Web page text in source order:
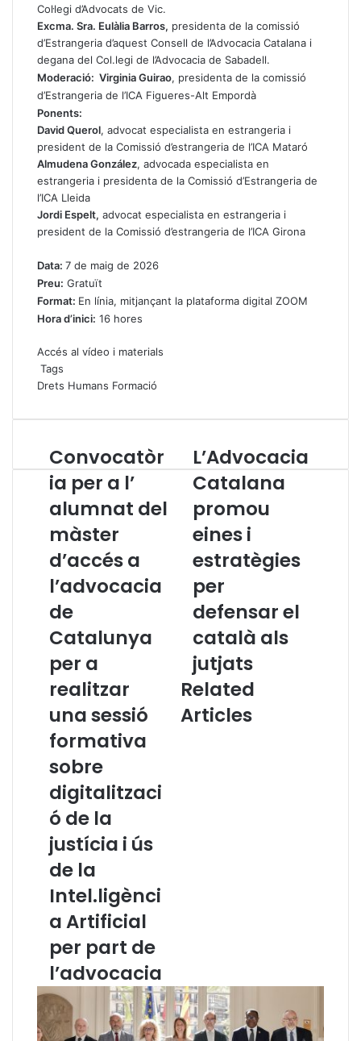
Col·legi d’Advocats de Vic.
Excma. Sra. Eulàlia Barros, presidenta de la comissió
d’Estrangeria d’aquest Consell de l’Advocacia Catalana i
degana del Col.legi de l’Advocacia de Sabadell.
Moderació: Virginia Guirao, presidenta de la comissió
d’Estrangeria de l’ICA Figueres-Alt Empordà
Ponents:
David Querol, advocat especialista en estrangeria i
president de la Comissió d’estrangeria de l’ICA Mataró
Almudena González, advocada especialista en
estrangeria i presidenta de la Comissió d’Estrangeria de
l’ICA Lleida
Jordi Espelt, advocat especialista en estrangeria i
president de la Comissió d’estrangeria de l’ICA Girona
Data: 7 de maig de 2026
Preu: Gratuït
Format: En línia, mitjançant la plataforma digital ZOOM
Hora d’inici: 16 hores
Accés al vídeo i materials
Tags
Drets Humans Formació
C
o
n
v
c
a
t
r
i
a
e
r
l
’
l
u
m
n
a
t
d
e
m
à
s
t
e
r
d
Convocatòr
ia per a l’
alumnat del
màster
d’accés a
l’advocacia
de
Catalunya
per a
realitzar
una sessió
formativa
sobre
digitalitzaci
ó de la
justícia i ús
de la
Intel.ligènci
a Artificial
per part de
l’advocacia
L
’
A
d
v
o
c
a
c
a
C
a
t
a
a
s
t
r
L’Advocacia
Catalana
promou
eines i
estratègies
per
defensar el
català als
jutjats
Related
Articles